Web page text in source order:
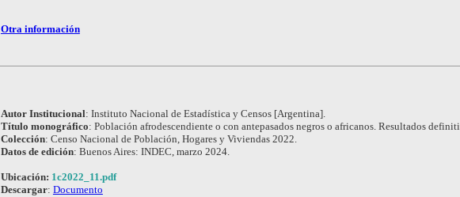
Otra información
Autor Institucional: Instituto Nacional de Estadística y Censos [Argentina].
Título monográfico: Población afrodescendiente o con antepasados negros o africanos. Resultados
Colección: Censo Nacional de Población, Hogares y Viviendas 2022.
Datos de edición: Buenos Aires: INDEC, marzo 2024.
Ubicación: 1c2022_11.pdf
Descargar: Documento